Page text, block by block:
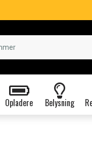
Opladere Belysning